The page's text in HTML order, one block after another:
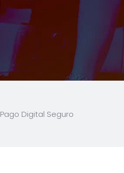
Pago Digital Seguro